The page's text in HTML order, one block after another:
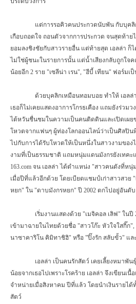
แต่การรอคิวคนประกวดนับพัน กับบุคลิ
เกือบถอดใจ ถอนตัวจากการประกวด จนสุดท้าย
ยอมลงชิงชัยกับสาวรายอื่น แต่ท้ายสุด เอลล่า ก็
ไม่ใช่ผู้ชนะในรายการนั้น แต่น้ำเสียงกลับถูกใจ
น้อยอีก 2 ราย "เซลีน่า เรน", "ฮีบี้ เทียน" ฟอร์มเป็
ด้วยบุคลิกเหมือนทอมบอย ทำให้ เอลล่
เธอก็ไม่เคยแสดงอาการโกรธเคือง แถมยังร่วม
ไต้หวันชื่นชมในความเป็นคนติดดินและเปิดเผยข
โหวตจากแฟนๆ ผู้ท่องโลกออนไลน์ว่าเป็นศิลปิ
ไปกับการได้รับโหวตให้เป็นหนึ่งในสาวงามขอ
งามที่เป็นธรรมชาติ แถมหนุ่มแดนมังกรยังเทคะ
163.com จน เอลล่า ได้ตำแหน่ง "สาวคนดังที่ห
เมื่อปีที่แล้วอีกด้วย โดยเบียดแชมป์เก่าสาวสวย
หยก" ใน "ดาบมังกรหยก" ปี 2002 ตกไปอยู่อันดับ
เริ่มงานแสดงด้วย "เมจิคอล เลิฟ" ในปี
เข้ามาฉายในไทยด้วยชื่อ "สาวโก๊ะ หัวใจใสกิ๊ก",
นาซาคาริโน คิมิทาชิฮิ" หรือ "ปิ๊งรัก สลับขั้ว" แล
เอลล่า เป็นคนรักสัตว์ เคยเลี้ยงหมาพั
น้อยจากเธอไปเพราะโรคร้าย เอลล่า จึงเขียนเ
จำหน่ายเมื่อสิงหาคม ปีที่แล้ว โดยนำเงินรายไ
สัตว์